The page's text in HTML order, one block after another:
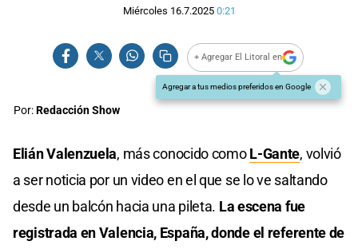
Miércoles 16.7.2025 0:21
+ Agregar El Litoral en
Agregar a tus medios preferidos en Google
Por:Redacción Show
Elián Valenzuela, más conocido comoL-Gante, volvió
a ser noticia por un video en el que se lo ve saltando
desde un balcón hacia una pileta. La escena fue
registrada en Valencia, España, donde el referente de